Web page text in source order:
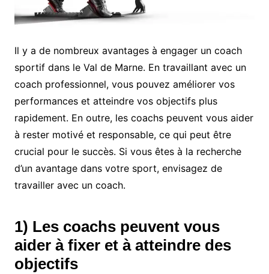
Il y a de nombreux avantages à engager un coach
sportif dans le Val de Marne. En travaillant avec un
coach professionnel, vous pouvez améliorer vos
performances et atteindre vos objectifs plus
rapidement. En outre, les coachs peuvent vous aider
à rester motivé et responsable, ce qui peut être
crucial pour le succès. Si vous êtes à la recherche
d’un avantage dans votre sport, envisagez de
travailler avec un coach.
1) Les coachs peuvent vous
aider à fixer et à atteindre des
objectifs